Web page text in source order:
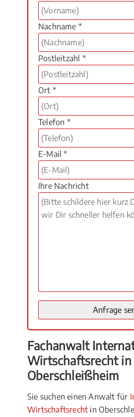
Nachname *
Postleitzahl *
Ort *
Telefon *
E-Mail *
Ihre Nachricht
Fachanwalt
Wirtschaftsrecht in
Oberschleißheim
Sie suchen einen Anwalt für
Wirtschaftsrecht in